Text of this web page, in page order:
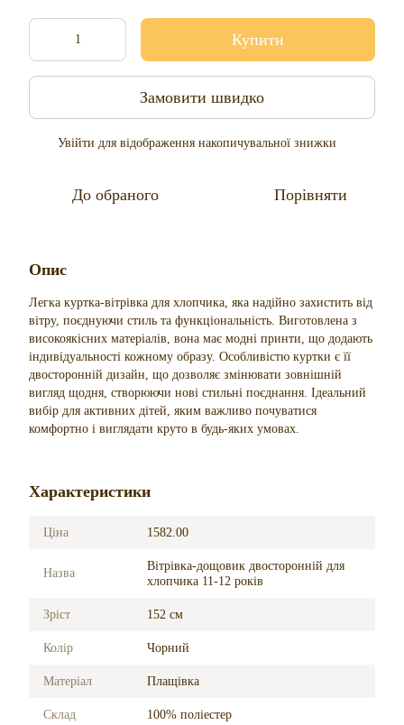
Купити
Замовити швидко
Увійти для відображення накопичувальної знижки
До обраного Порівняти
Опис
Легка куртка-вітрівка для хлопчика, яка надійно захистить від
вітру, поєднуючи стиль та функціональність. Виготовлена з
високоякісних матеріалів, вона має модні принти, що додають
індивідуальності кожному образу. Особливістю куртки є її
двосторонній дизайн, що дозволяє змінювати зовнішній
вигляд щодня, створюючи нові стильні поєднання. Ідеальний
вибір для активних дітей, яким важливо почуватися
комфортно і виглядати круто в будь-яких умовах.
Характеристики
Ціна 1582.00
Назва
Вітрівка-дощовик двосторонній для
хлопчика 11-12 років
Зріст 152 см
Колір Чорний
Матеріал Плащівка
Склад 100% поліестер